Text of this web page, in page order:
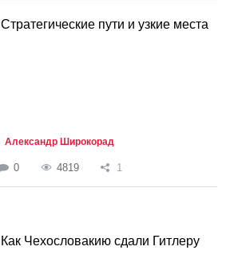
Стратегические пути и узкие места
Александр Широкорад
0 4819 1
Как Чехословакию сдали Гитлеру